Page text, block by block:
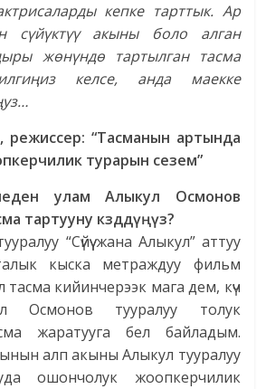
кепке тарттык. Ар
сүйүктүү акыны боло
алган
жөнүндө тартылган
тасма
ңиз келсе, анда
маекке
уз…
режиссер: “Тасманын артында
турарын сезем”
улам Алыкул Осмонов
тартууну кзддүңүз?
“Сүйүү жана Алыкул” аттуу
кыска метраждуу фильм
кийинчерээк мага дем, күч
Осмонов тууралуу толук
жаратууга бел байладым.
алп акыны Алыкул тууралуу
ошончолук жоопкерчилик